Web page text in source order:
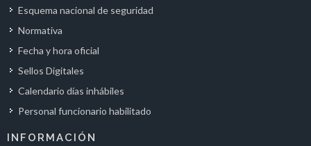
Esquema nacional de seguridad
Normativa
Fecha y hora oficial
Sellos Digitales
Calendario días inhábiles
Personal funcionario habilitado
INFORMACIÓN